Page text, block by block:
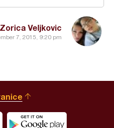
Zorica Veljkovic
7, 2015, 9:20 pm